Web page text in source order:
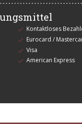
Kontaktloses
Eurocard /
Visa
American Express